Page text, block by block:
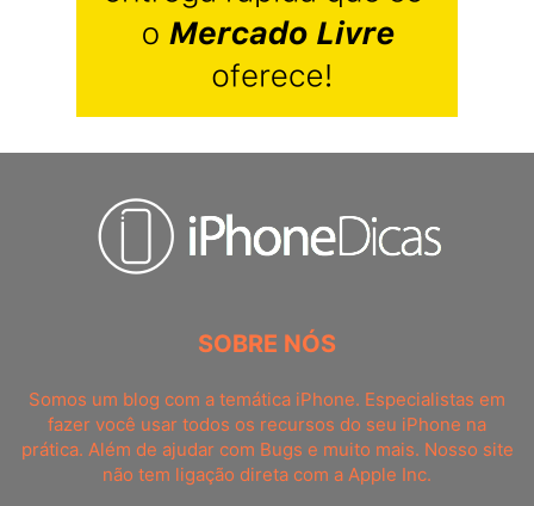
SOBRE NÓS
Somos um blog com a temática iPhone. Especialistas em
fazer você usar todos os recursos do seu iPhone na
prática. Além de ajudar com Bugs e muito mais. Nosso site
não tem ligação direta com a Apple Inc.